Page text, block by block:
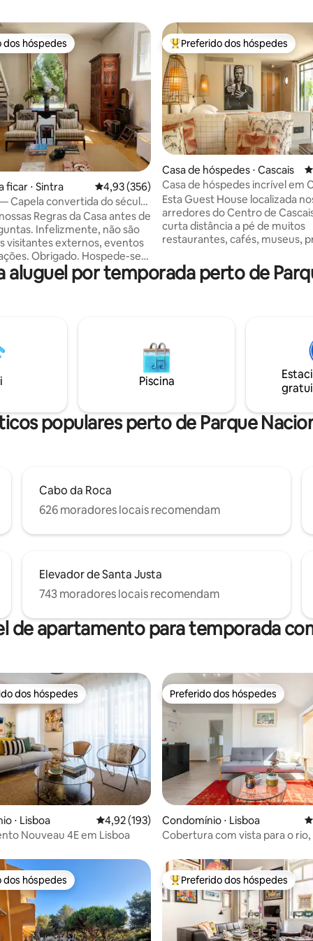
de 5, 301 avaliações
dos hóspedes
dos hóspedes
ficar ⋅ Sintra 4,93 de uma avaliação média de 5, 356
4,93 (356)
Capela convertida do século
Regras da Casa antes de
Infelizmente, não são
visitantes externos, eventos
Obrigado. Hospede-se
lindamente reformada,
em 1789. A Capela oferece
também é o principal ponto
para a maioria dos passeios
os belos cafés, lojas e
Entre os melhores preferidos
Preferido dos hóspedes
Casa de hóspedes ⋅ Cascais
Casa de hóspedes incrível em
com piscina de mergulho
Esta Guest House localizada
arredores do Centro de
curta distância a pé de muitos
restaurantes, cafés, museus,
até o centro de Lisboa. Espaço
aberto, com uma divisória de
juta natural, banheiro de
branco com cabine de chuveiro
Nossos hóspedes podem usar a
de mergulho aquecida a 32ºC
todo o ano.
por temporada perto de
Piscina
populares perto de Parque
Cabo da Roca
626 moradores locais recomendam
Elevador de Santa Justa
743 moradores locais recomendam
de apartamento para temporada
de 5, 102 avaliações
preferidos dos hóspedes
dos hóspedes
⋅ Lisboa 4,92 de uma avaliação média de 5, 193
4,92 (193)
Nouveau 4E em Lisboa
Preferido dos hóspedes
Preferido dos hóspedes
Condomínio ⋅ Lisboa
Cobertura com vista para o rio,
dos hóspedes
dos hóspedes Entre os melhores preferidos
Preferido dos hóspedes